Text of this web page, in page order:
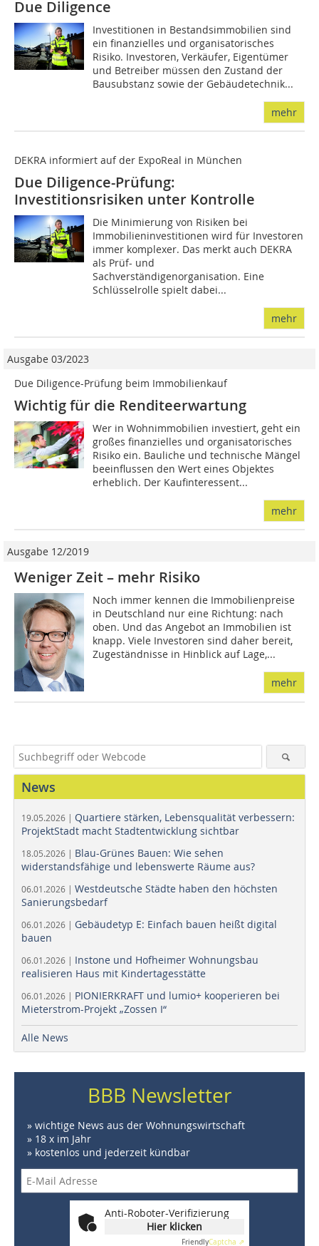
Due Diligence
Investitionen in Bestandsimmobilien sind
ein finanzielles und organisatorisches
Risiko. Investoren, Verkäufer, Eigentümer
und Betreiber müssen den Zustand der
Bausubstanz sowie der Gebäudetechnik...
mehr
DEKRA informiert auf der ExpoReal in München
Due Diligence-Prüfung:
Investitionsrisiken unter Kontrolle
Die Minimierung von Risiken bei
Immobilieninvestitionen wird für Investoren
immer komplexer. Das merkt auch DEKRA
als Prüf- und
Sachverständigenorganisation. Eine
Schlüsselrolle spielt dabei...
mehr
Ausgabe 03/2023
Due Diligence-Prüfung beim Immobilienkauf
Wichtig für die Renditeerwartung
Wer in Wohnimmobilien investiert, geht ein
großes finanzielles und organisatorisches
Risiko ein. Bauliche und technische Mängel
beeinflussen den Wert eines Objektes
erheblich. Der Kaufinteressent...
mehr
Ausgabe 12/2019
Weniger Zeit – mehr Risiko
Noch immer kennen die Immobilienpreise
in Deutschland nur eine Richtung: nach
oben. Und das Angebot an Immobilien ist
knapp. Viele Investoren sind daher bereit,
Zugeständnisse in Hinblick auf Lage,...
mehr
News
19.05.2026 | Quartiere stärken, Lebensqualität verbessern:
ProjektStadt macht Stadtentwicklung sichtbar
18.05.2026 | Blau-Grünes Bauen: Wie sehen
widerstandsfähige und lebenswerte Räume aus?
06.01.2026 | Westdeutsche Städte haben den höchsten
Sanierungsbedarf
06.01.2026 | Gebäudetyp E: Einfach bauen heißt digital
bauen
06.01.2026 | Instone und Hofheimer Wohnungsbau
realisieren Haus mit Kindertagesstätte
06.01.2026 | PIONIERKRAFT und lumio+ kooperieren bei
Mieterstrom-Projekt „Zossen I“
Alle News
BBB Newsletter
» wichtige News aus der Wohnungswirtschaft
» 18 x im Jahr
» kostenlos und jederzeit kündbar
Anti-Roboter-Verifizierung
Hier klicken
FriendlyCaptcha ⇗